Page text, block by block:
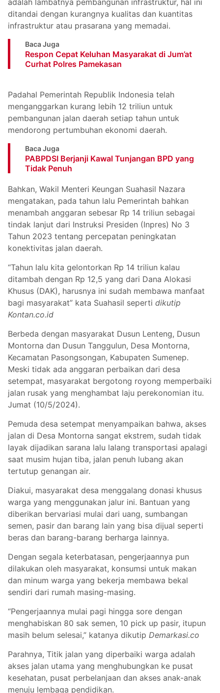
adalah lambatnya pembangunan infrastruktur, hal ini
ditandai dengan kurangnya kualitas dan kuantitas
infrastruktur atau prasarana yang memadai.
Baca Juga
Respon Cepat Keluhan Masyarakat di Jum’at
Curhat Polres Pamekasan
Padahal Pemerintah Republik Indonesia telah
menganggarkan kurang lebih 12 triliun untuk
pembangunan jalan daerah setiap tahun untuk
mendorong pertumbuhan ekonomi daerah.
Baca Juga
PABPDSI Berjanji Kawal Tunjangan BPD yang
Tidak Penuh
Bahkan, Wakil Menteri Keungan Suahasil Nazara
mengatakan, pada tahun lalu Pemerintah bahkan
menambah anggaran sebesar Rp 14 triliun sebagai
tindak lanjut dari Instruksi Presiden (Inpres) No 3
Tahun 2023 tentang percepatan peningkatan
konektivitas jalan daerah.
“Tahun lalu kita gelontorkan Rp 14 triliun kalau
ditambah dengan Rp 12,5 yang dari Dana Alokasi
Khusus (DAK), harusnya ini sudah membawa manfaat
bagi masyarakat” kata Suahasil seperti dikutip
Kontan.co.id
Berbeda dengan masyarakat Dusun Lenteng, Dusun
Montorna dan Dusun Tanggulun, Desa Montorna,
Kecamatan Pasongsongan, Kabupaten Sumenep.
Meski tidak ada anggaran perbaikan dari desa
setempat, masyarakat bergotong royong memperbaiki
jalan rusak yang menghambat laju perekonomian itu.
Jumat (10/5/2024).
Pemuda desa setempat menyampaikan bahwa, akses
jalan di Desa Montorna sangat ekstrem, sudah tidak
layak dijadikan sarana lalu lalang transportasi apalagi
saat musim hujan tiba, jalan penuh lubang akan
tertutup genangan air.
Diakui, masyarakat desa menggalang donasi khusus
warga yang menggunakan jalur ini. Bantuan yang
diberikan bervariasi mulai dari uang, sumbangan
semen, pasir dan barang lain yang bisa dijual seperti
beras dan barang-barang berharga lainnya.
Dengan segala keterbatasan, pengerjaannya pun
dilakukan oleh masyarakat, konsumsi untuk makan
dan minum warga yang bekerja membawa bekal
sendiri dari rumah masing-masing.
“Pengerjaannya mulai pagi hingga sore dengan
menghabiskan 80 sak semen, 10 pick up pasir, itupun
masih belum selesai,” katanya dikutip Demarkasi.co
Parahnya, Titik jalan yang diperbaiki warga adalah
akses jalan utama yang menghubungkan ke pusat
kesehatan, pusat perbelanjaan dan akses anak-anak
menuju lembaga pendidikan.